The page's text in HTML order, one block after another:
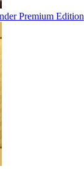
Premium Edition